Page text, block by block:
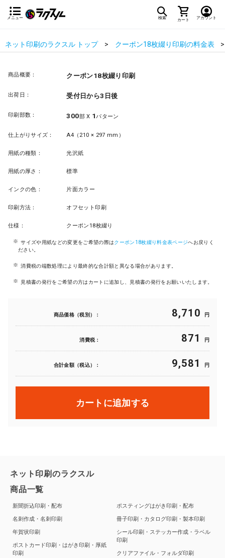
メニュー 検索 カート アカウント
ネット印刷のラクスル トップ クーポン18枚綴り印刷の料金表
商品概要： クーポン18枚綴り印刷
出荷日： 受付日から3日後
印刷部数： 300部 X 1パターン
仕上がりサイズ： A4（210 × 297 mm）
用紙の種類： 光沢紙
用紙の厚さ： 標準
インクの色： 片面カラー
印刷方法： オフセット印刷
仕様： クーポン18枚綴り
サイズや用紙などの変更をご希望の際はクーポン18枚綴り料金表ページへお戻りく
ださい。
消費税の端数処理により最終的な合計額と異なる場合があります。
見積書の発行をご希望の方はカートに追加し、見積書の発行をお願いいたします。
商品価格（税別）： 8,710 円
消費税： 871 円
合計金額（税込）： 9,581 円
カートに追加する
ネット印刷のラクスル
商品一覧
新聞折込印刷・配布
名刺作成・名刺印刷
年賀状印刷
ポストカード印刷・はがき印刷・厚紙
印刷
ポスティングはがき印刷・配布
冊子印刷・カタログ印刷・製本印刷
シール印刷・ステッカー作成・ラベル
印刷
クリアファイル・フォルダ印刷